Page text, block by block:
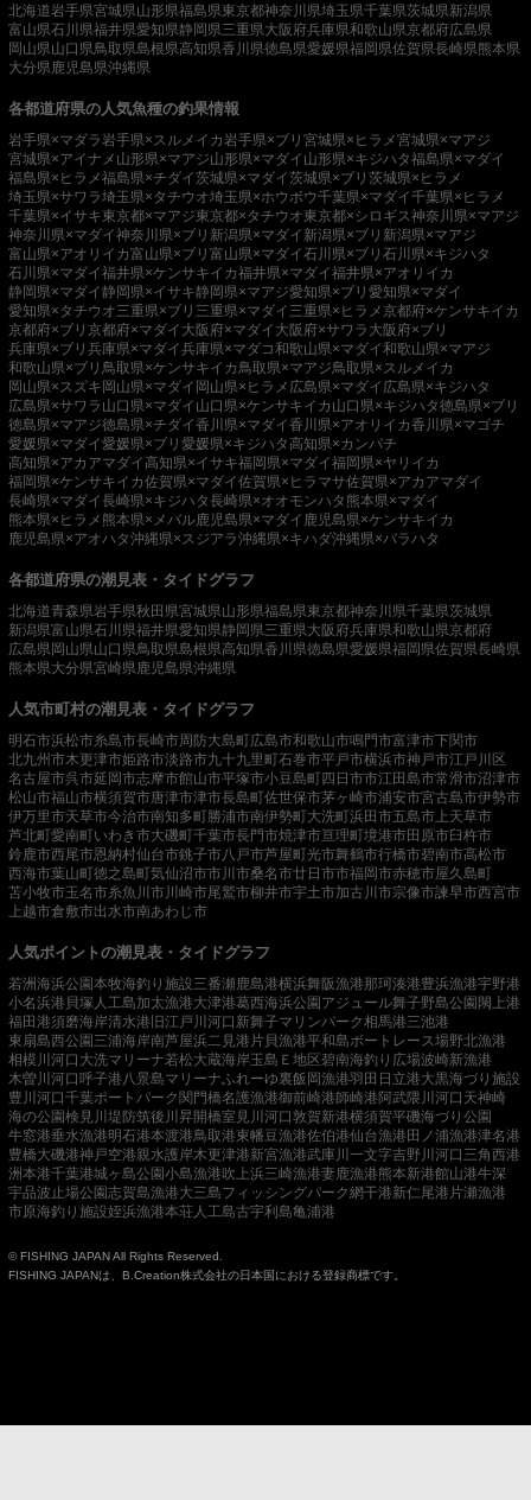
北海道岩手県宮城県山形県福島県東京都神奈川県埼玉県千葉県茨城県新潟県
富山県石川県福井県愛知県静岡県三重県大阪府兵庫県和歌山県京都府広島県
岡山県山口県鳥取県島根県高知県香川県徳島県愛媛県福岡県佐賀県長崎県熊本県
大分県 鹿児島県沖縄県
各都道府県の人気魚種の釣果情報
岩手県×マダラ 岩手県×スルメイカ 岩手県×ブリ 宮城県×ヒラメ宮城県×マアジ
宮城県×アイナメ 山形県×マアジ山形県×マダイ 山形県×キジハタ福島県×マダイ
福島県×ヒラメ福島県×チダイ茨城県×マダイ茨城県×ブリ 茨城県×ヒラメ
埼玉県×サワラ埼玉県×タチウオ埼玉県×ホウボウ千葉県×マダイ千葉県×ヒラメ
千葉県×イサキ東京都×マアジ東京都×タチウオ東京都×シロギス神奈川県×マアジ
神奈川県×マダイ神奈川県×ブリ 新潟県×マダイ 新潟県×ブリ 新潟県×マアジ
富山県×アオリイカ富山県×ブリ 富山県×マダイ石川県×ブリ 石川県×キジハタ
石川県×マダイ福井県×ケンサキイカ福井県×マダイ福井県×アオリイカ
静岡県×マダイ静岡県×イサキ静岡県×マアジ愛知県×ブリ 愛知県×マダイ
愛知県×タチウオ三重県×ブリ 三重県×マダイ 三重県×ヒラメ京都府×ケンサキイカ
京都府×ブリ 京都府×マダイ 大阪府×マダイ 大阪府×サワラ 大阪府×ブリ
兵庫県×ブリ 兵庫県×マダイ兵庫県×マダコ和歌山県×マダイ和歌山県×マアジ
和歌山県×ブリ 鳥取県×ケンサキイカ 鳥取県×マアジ鳥取県×スルメイカ
岡山県×スズキ岡山県×マダイ 岡山県×ヒラメ 広島県×マダイ 広島県×キジハタ
広島県×サワラ 山口県×マダイ 山口県×ケンサキイカ 山口県×キジハタ徳島県×ブリ
徳島県×マアジ徳島県×チダイ香川県×マダイ香川県×アオリイカ香川県×マゴチ
愛媛県×マダイ愛媛県×ブリ 愛媛県×キジハタ高知県×カンパチ
高知県×アカアマダイ高知県×イサキ福岡県×マダイ福岡県×ヤリイカ
福岡県×ケンサキイカ佐賀県×マダイ佐賀県×ヒラマサ佐賀県×アカアマダイ
長崎県×マダイ長崎県×キジハタ長崎県×オオモンハタ 熊本県×マダイ
熊本県×ヒラメ 熊本県×メバル鹿児島県×マダイ 鹿児島県×ケンサキイカ
鹿児島県×アオハタ沖縄県×スジアラ沖縄県×キハダ沖縄県×バラハタ
各都道府県の潮見表・タイドグラフ
北海道青森県岩手県秋田県宮城県山形県福島県東京都神奈川県千葉県茨城県
新潟県富山県石川県福井県愛知県静岡県三重県大阪府兵庫県和歌山県京都府
広島県岡山県山口県鳥取県島根県高知県香川県徳島県愛媛県福岡県佐賀県長崎県
熊本県大分県宮崎県 鹿児島県沖縄県
人気市町村の潮見表・タイドグラフ
明石市浜松市糸島市長崎市周防大島町広島市和歌山市鳴門市富津市下関市
北九州市木更津市姫路市淡路市九十九里町石巻市平戸市横浜市神戸市江戸川区
名古屋市呉市延岡市志摩市館山市平塚市小豆島町四日市市江田島市常滑市沼津市
松山市福山市横須賀市唐津市津市長島町佐世保市茅ヶ崎市浦安市宮古島市伊勢市
伊万里市天草市今治市南知多町勝浦市南伊勢町大洗町浜田市五島市 上天草市
芦北町愛南町いわき市大磯町千葉市長門市焼津市亘理町境港市田原市臼杵市
鈴鹿市西尾市恩納村仙台市銚子市八戸市芦屋町光市舞鶴市行橋市碧南市高松市
西海市葉山町徳之島町気仙沼市市川市桑名市廿日市市福岡市赤穂市屋久島町
苫小牧市玉名市糸魚川市 川崎市尾鷲市柳井市宇土市加古川市宗像市諫早市西宮市
上越市倉敷市出水市南あわじ市
人気ポイントの潮見表・タイドグラフ
若洲海浜公園本牧海釣り施設三番瀬 鹿島港横浜舞阪漁港那珂湊港豊浜漁港宇野港
小名浜港 貝塚人工島加太漁港大津港葛西海浜公園アジュール舞子野島公園閖上港
福田港須磨海岸清水港 旧江戸川河口 新舞子マリンパーク相馬港三池港
東扇島西公園三浦海岸南芦屋浜二見港 片貝漁港平和島ボートレース場野北漁港
相模川河口 大洗マリーナ若松大蔵海岸玉島Ｅ地区碧南海釣り広場波崎新漁港
木曽川河口呼子港 八景島マリーナふれーゆ裏飯岡漁港羽田 日立港大黒海づり施設
豊川河口千葉ポートパーク関門橋名護漁港御前崎港師崎港阿武隈川河口 天神崎
海の公園検見川堤防筑後川昇開橋室見川河口敦賀新港横須賀平磯海づり公園
牛窓港垂水漁港明石港本渡港鳥取港東幡豆漁港佐伯港仙台漁港田ノ浦漁港津名港
豊橋大磯港神戸空港親水護岸木更津港新宮漁港武庫川一文字吉野川河口 三角西港
洲本港千葉港城ヶ島公園小島漁港吹上浜三崎漁港妻鹿漁港熊本新港館山港牛深
宇品波止場公園志賀島漁港大三島フィッシングパーク網干港新仁尾港 片瀬漁港
市原海釣り施設姪浜漁港本荘人工島古宇利島亀浦港
© FISHING JAPAN All Rights Reserved.
FISHING JAPANは、B.Creation株式会社の日本国における登録商標です。